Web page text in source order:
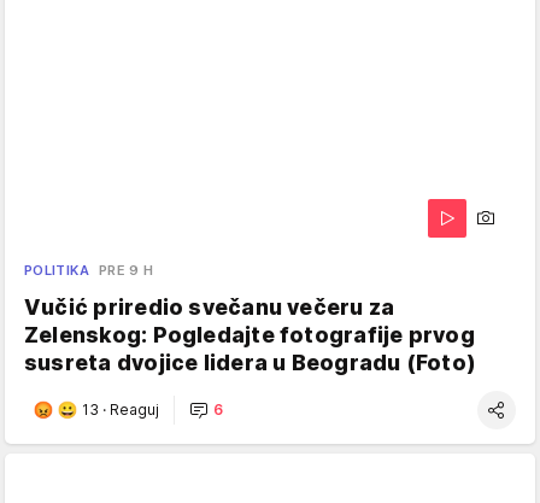
POLITIKA PRE 9 H
Vučić priredio svečanu večeru za
Zelenskog: Pogledajte fotografije prvog
susreta dvojice lidera u Beogradu (Foto)
13 · Reaguj 6